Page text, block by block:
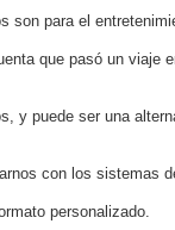
para el
que pasó un viaje
y puede ser una
con los sistemas
personalizado.